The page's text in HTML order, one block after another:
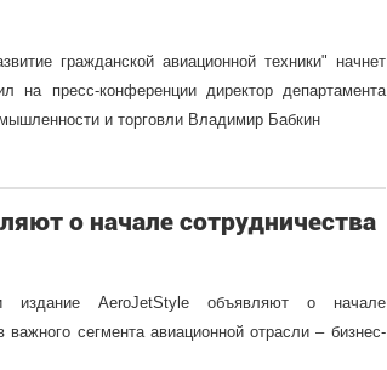
гражданской авиационной техники" начнет
на пресс-конференции директор департамента
и торговли Владимир Бабкин
о начале сотрудничества
издание AeroJetStyle объявляют о начале
сегмента авиационной отрасли – бизнес-